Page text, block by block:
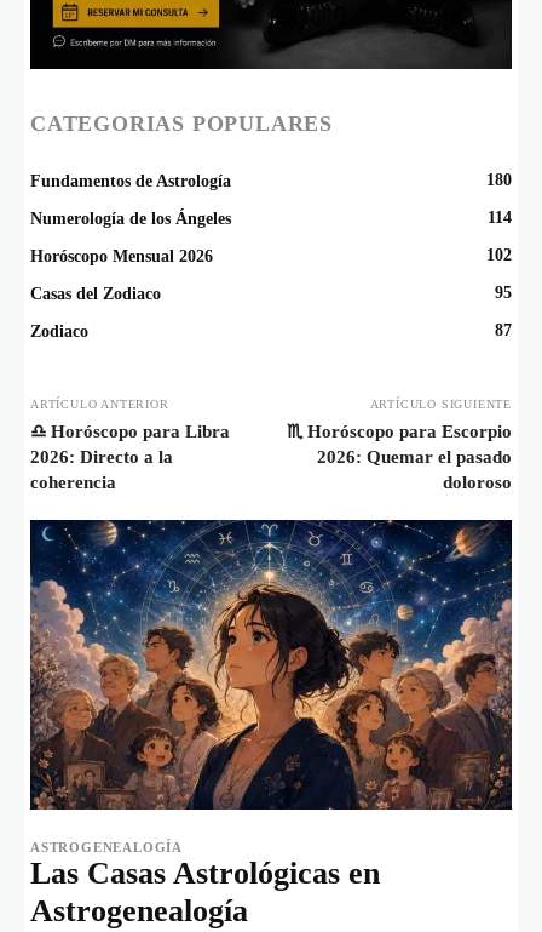
CATEGORIAS POPULARES
Fundamentos de Astrología 180
Numerología de los Ángeles 114
Horóscopo Mensual 2026 102
Casas del Zodiaco 95
Zodiaco 87
ARTÍCULO ANTERIOR
♎️ Horóscopo para Libra
2026: Directo a la
coherencia
ARTÍCULO SIGUIENTE
♏️ Horóscopo para Escorpio
2026: Quemar el pasado
doloroso
ASTROGENEALOGÍA
Las Casas Astrológicas en
Astrogenealogía